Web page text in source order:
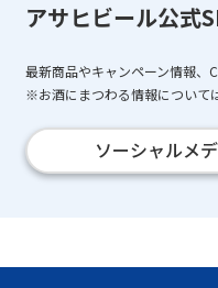
アサヒビール公式
最新商品やキャンペーン情報、
※お酒にまつわる情報について
ソーシャルメ